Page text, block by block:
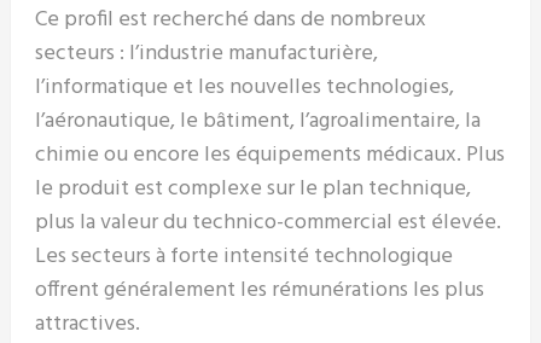
Ce profil est recherché dans de nombreux
secteurs : l’industrie manufacturière,
l’informatique et les nouvelles technologies,
l’aéronautique, le bâtiment, l’agroalimentaire, la
chimie ou encore les équipements médicaux. Plus
le produit est complexe sur le plan technique,
plus la valeur du technico-commercial est élevée.
Les secteurs à forte intensité technologique
offrent généralement les rémunérations les plus
attractives.